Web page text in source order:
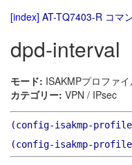
[index] AT-TQ7403-R コマ
dpd-interval
モード: ISAKMPプロファ
カテゴリー: VPN / IPsec
(config-isakmp-
(config-isakmp-